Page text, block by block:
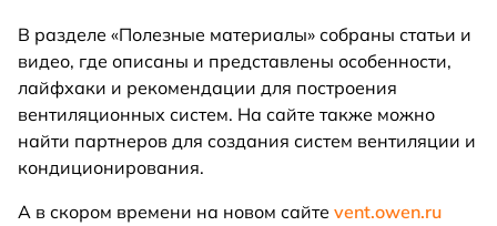
В разделе «Полезные материалы» собраны статьи и
видео, где описаны и представлены особенности,
лайфхаки и рекомендации для построения
вентиляционных систем. На сайте также можно
найти партнеров для создания систем вентиляции и
кондиционирования.
А в скором времени на новом сайте vent.owen.ru